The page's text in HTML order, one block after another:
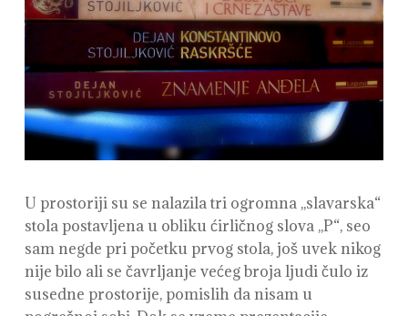
U prostoriji su se nalazila tri ogromna ,,slavarska“
stola postavljena u obliku ćirličnog slova ,,P“, seo
sam negde pri početku prvog stola, još uvek nikog
nije bilo ali se čavrljanje većeg broja ljudi čulo iz
susedne prostorije, pomislih da nisam u